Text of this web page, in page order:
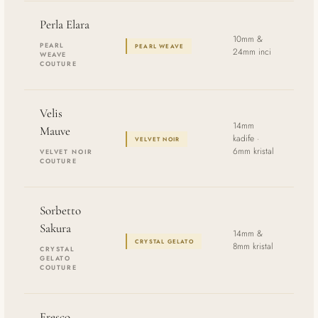
Perla Elara
PEARL
WEAVE
COUTURE
PEARL WEAVE
10mm &
24mm inci
Velis
Mauve
VELVET NOIR
COUTURE
VELVET NOIR
14mm
kadife ·
6mm kristal
Sorbetto
Sakura
CRYSTAL
GELATO
COUTURE
CRYSTAL GELATO
14mm &
8mm kristal